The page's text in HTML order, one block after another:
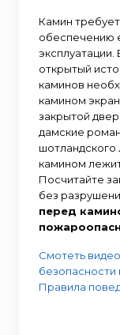
Камин
обеспечению
открытый
каминов
камином
закрытой
дамские
шотландского
камином
Посчитайте
без
перед
Смотеть
безопасности
Правила